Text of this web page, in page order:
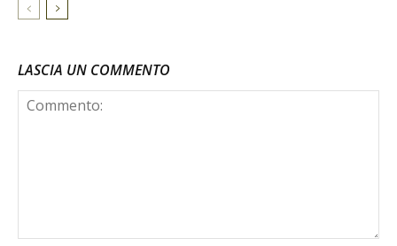
LASCIA UN COMMENTO